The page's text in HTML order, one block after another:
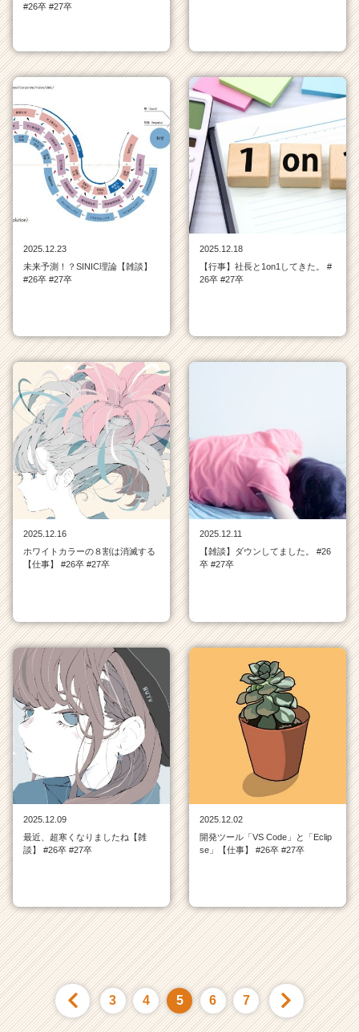
#26卒 #27卒
2025.12.23
未来予測！？SINIC理論【雑談】
#26卒 #27卒
2025.12.18
【行事】社長と1on1してきた。 #
26卒 #27卒
2025.12.16
ホワイトカラーの８割は消滅する
【仕事】 #26卒 #27卒
2025.12.11
【雑談】ダウンしてました。 #26
卒 #27卒
2025.12.09
最近、超寒くなりましたね【雑
談】 #26卒 #27卒
2025.12.02
開発ツール「VS Code」と「Eclip
se」【仕事】 #26卒 #27卒
3 4 5 6 7